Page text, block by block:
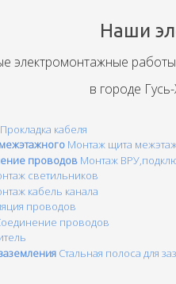
Наши
электромонтажные
в городе
Прокладка кабеля
Монтаж щита
проводов Монтаж
светильников
кабель канала
проводов
проводов
Стальная полоса для